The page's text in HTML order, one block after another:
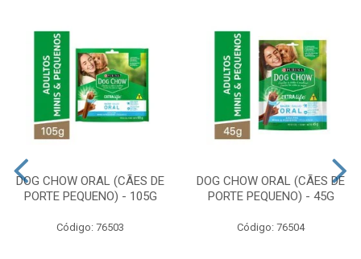
DOG CHOW ORAL (CÃES DE
PORTE PEQUENO) - 105G
Código: 76503
DOG CHOW ORAL (CÃES DE
PORTE PEQUENO) - 45G
Código: 76504